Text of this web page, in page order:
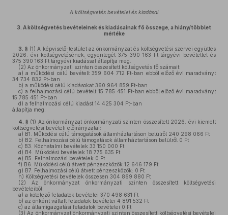
A költségvetés bevételei és kiadásai
3. A költségvetés bevételeinek és kiadásainak fő összege, a hiány/többlet
mértéke
3. § (1) A képviselő-testület az önkormányzat és költségvetési szervei együttes
2026. évi költségvetésének, egyenlegét 375 390 163 Ft tárgyévi bevétellel és
375 390 163 Ft tárgyévi kiadással állapítja meg.
(2) Az önkormányzati szinten összesített költségvetés fő számait:
a) a működési célú bevételt 359 604 712 Ft-ban ebből előző évi maradványt
34 734 832 Ft-ban
b) a működési célú kiadásokat 360 964 859 Ft-ban
c) a felhalmozási célú bevételt 15 785 451 Ft-ban ebből előző évi maradványt
15 785 451 Ft-ban
d) a felhalmozási célú kiadást 14 425 304 Ft-ban
állapítja meg.
4. § (1) Az önkormányzat önkormányzati szinten összesített 2026. évi kiemelt
költségvetési bevételi előirányzatai:
a) B1. Működési célú támogatások államháztartáson belülről 240 298 066 Ft
b) B2. Felhalmozási célú támogatások államháztartáson belülről 0 Ft
c) B3. Közhatalmi bevételek 33 150 000 Ft
d) B4. Működési bevételek 18 775 635 Ft
e) B5. Felhalmozási bevételek 0 Ft
f) B6. Működési célú átvett pénzeszközök 12 646 179 Ft
g) B7. Felhalmozási célú átvett pénzeszközök: 0 Ft
h) Költségvetési bevételek összesen 304 869 880 Ft
(2) Az önkormányzat önkormányzati szinten összesített költségvetési
bevételeiből:
a) a kötelező feladatok bevételei 370 498 631 Ft
b) az önként vállalt feladatok bevételei 4 891 532 Ft
c) az államigazgatási feladatok bevételei 0 Ft
(3) Az önkormányzat önkormányzati szinten összesített költségvetési bevételei